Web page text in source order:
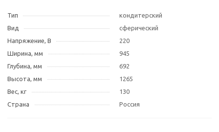
Тип
кондитерский
Вид
сферический
Напряжение, В
220
Ширина, мм
945
Глубина, мм
692
Высота, мм
1265
Вес, кг
130
Страна
Россия